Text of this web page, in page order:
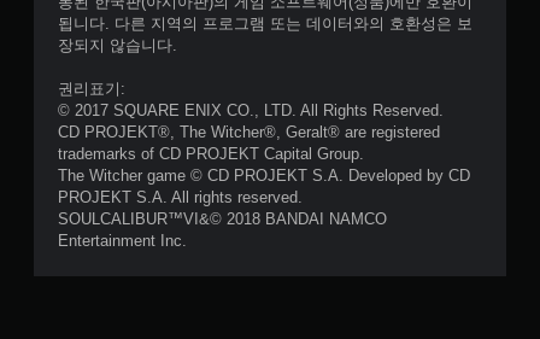
됩니다. 다른 지역의 프로그램 또는 데이터와의 호환성은 보
장되지 않습니다.
권리표기:
© 2017 SQUARE ENIX CO., LTD. All Rights Reserved.
CD PROJEKT®, The Witcher®, Geralt® are registered
trademarks of CD PROJEKT Capital Group.
The Witcher game © CD PROJEKT S.A. Developed by CD
PROJEKT S.A. All rights reserved.
SOULCALIBUR™VI&© 2018 BANDAI NAMCO
Entertainment Inc.